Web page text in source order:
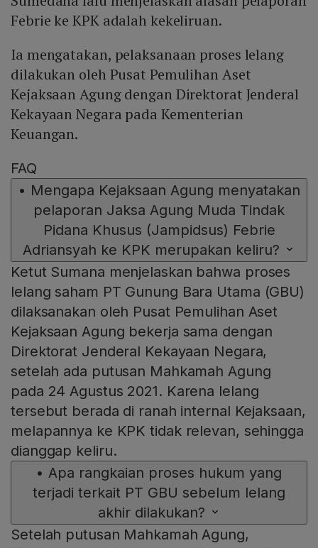
Febrie ke KPK adalah kekeliruan.
Ia mengatakan, pelaksanaan proses lelang
dilakukan oleh Pusat Pemulihan Aset
Kejaksaan Agung dengan Direktorat Jenderal
Kekayaan Negara pada Kementerian
Keuangan.
FAQ
• Mengapa Kejaksaan Agung menyatakan
pelaporan Jaksa Agung Muda Tindak
Pidana Khusus (Jampidsus) Febrie
Adriansyah ke KPK merupakan keliru?
Ketut Sumana menjelaskan bahwa proses
lelang saham PT Gunung Bara Utama (GBU)
dilaksanakan oleh Pusat Pemulihan Aset
Kejaksaan Agung bekerja sama dengan
Direktorat Jenderal Kekayaan Negara,
setelah ada putusan Mahkamah Agung
pada 24 Agustus 2021. Karena lelang
tersebut berada di ranah internal Kejaksaan,
melapannya ke KPK tidak relevan, sehingga
dianggap keliru.
• Apa rangkaian proses hukum yang
terjadi terkait PT GBU sebelum lelang
akhir dilakukan?
Setelah putusan Mahkamah Agung,